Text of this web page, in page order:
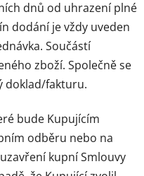
dnů od uhrazení plné
dodání je vždy uveden
Součástí
zboží. Společně se
doklad/fakturu.
bude Kupujícím
odběru nebo na
kupní Smlouvy